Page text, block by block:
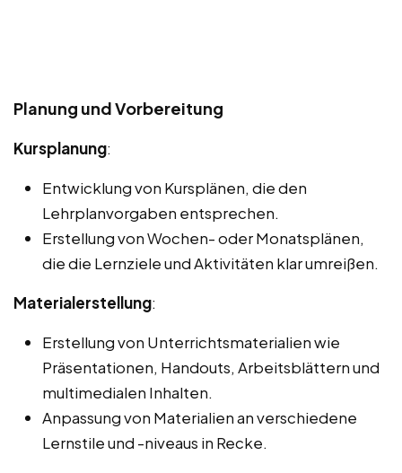
Planung und Vorbereitung
Kursplanung:
Entwicklung von Kursplänen, die den
Lehrplanvorgaben entsprechen.
Erstellung von Wochen- oder Monatsplänen,
die die Lernziele und Aktivitäten klar umreißen.
Materialerstellung:
Erstellung von Unterrichtsmaterialien wie
Präsentationen, Handouts, Arbeitsblättern und
multimedialen Inhalten.
Anpassung von Materialien an verschiedene
Lernstile und -niveaus in Recke.